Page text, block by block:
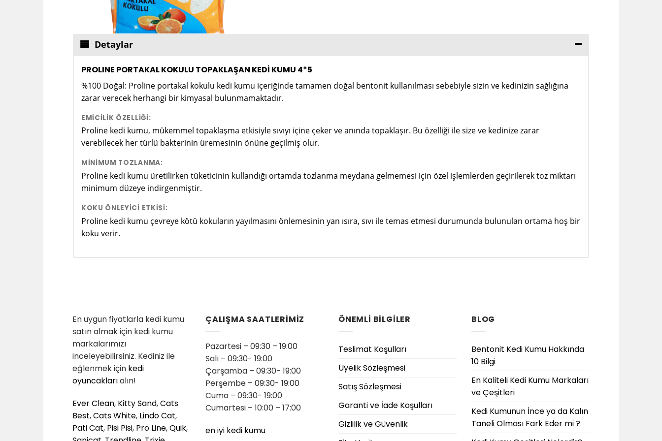
Detaylar
PROLINE PORTAKAL KOKULU TOPAKLAŞAN KEDİ KUMU 4*5
%100 Doğal: Proline portakal kokulu kedi kumu içeriğinde tamamen doğal bentonit kullanılması sebebiyle sizin ve kedinizin sağlığına
zarar verecek herhangi bir kimyasal bulunmamaktadır.
EMICILIK ÖZELLIĞI:
Proline kedi kumu, mükemmel topaklaşma etkisiyle sıvıyı içine çeker ve anında topaklaşır. Bu özelliği ile size ve kedinize zarar
verebilecek her türlü bakterinin üremesinin önüne geçilmiş olur.
MINIMUM TOZLANMA:
Proline kedi kumu üretilirken tüketicinin kullandığı ortamda tozlanma meydana gelmemesi için özel işlemlerden geçirilerek toz miktarı
minimum düzeye indirgenmiştir.
KOKU ÖNLEYICI ETKISI:
Proline kedi kumu çevreye kötü kokuların yayılmasını önlemesinin yan ısıra, sıvı ile temas etmesi durumunda bulunulan ortama hoş bir
koku verir.
En uygun fiyatlarla kedi kumu
satın almak için kedi kumu
markalarımızı
inceleyebilirsiniz. Kediniz ile
eğlenmek için kedi
oyuncaklarıalın!
Ever Clean, Kitty Sand,Cats
Best,Cats White, Lindo Cat,
Pati Cat, Pisi Pisi, Pro Line,Quik,
ÇALIŞMA SAATLERİMİZ
Pazartesi – 09:30 – 19:00
Salı – 09:30- 19:00
Çarşamba – 09:30- 19:00
Perşembe – 09:30- 19:00
Cuma – 09:30- 19:00
Cumartesi – 10:00 – 17:00
en iyi kedi kumu
ÖNEMLİ BİLGİLER
Teslimat Koşulları
Üyelik Sözleşmesi
Satış Sözleşmesi
Garanti ve İade Koşulları
Gizlilik ve Güvenlik
BLOG
Bentonit Kedi Kumu Hakkında
10 Bilgi
En Kaliteli Kedi Kumu Markaları
ve Çeşitleri
Kedi Kumunun İnce ya da Kalın
Taneli Olması Fark Eder mi ?